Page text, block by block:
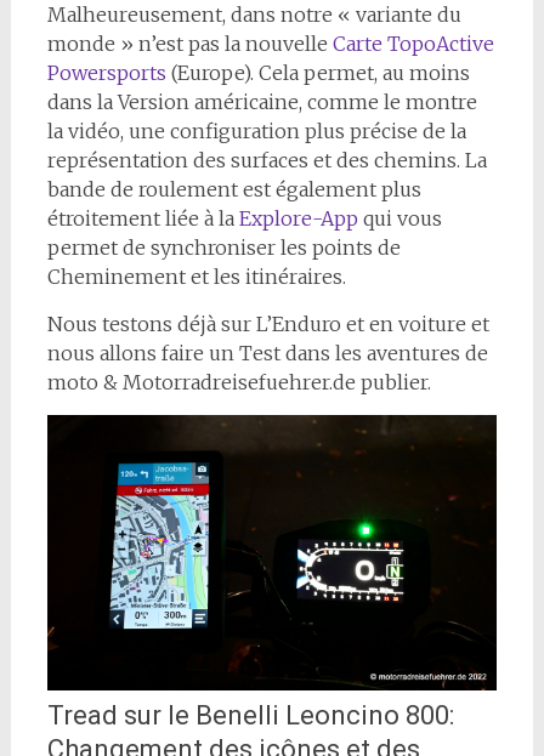
Malheureusement, dans notre « variante du
monde » n’est pas la nouvelle Carte TopoActive
Powersports (Europe). Cela permet, au moins
dans la Version américaine, comme le montre
la vidéo, une configuration plus précise de la
représentation des surfaces et des chemins. La
bande de roulement est également plus
étroitement liée à la Explore-App qui vous
permet de synchroniser les points de
Cheminement et les itinéraires.
Nous testons déjà sur L’Enduro et en voiture et
nous allons faire un Test dans les aventures de
moto & Motorradreisefuehrer.de publier.
Tread sur le Benelli Leoncino 800:
Changement des icônes et des